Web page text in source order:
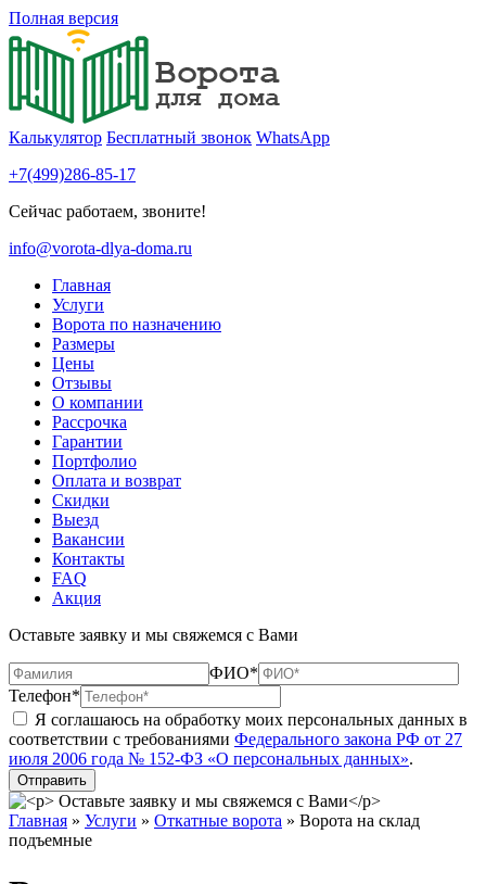
Полная версия
Калькулятор Бесплатный звонок WhatsApp
+7(499)286-85-17
Сейчас работаем, звоните!
info@vorota-dlya-doma.ru
Главная
Услуги
Ворота по назначению
Размеры
Цены
Отзывы
О компании
Рассрочка
Гарантии
Портфолио
Оплата и возврат
Скидки
Выезд
Вакансии
Контакты
FAQ
Акция
Оставьте заявку и мы свяжемся с Вами
ФИО*
Телефон*
Я соглашаюсь на обработку моих персональных данных в
соответствии с требованиями Федерального закона РФ от 27
июля 2006 года № 152-ФЗ «О персональных данных».
Главная » Услуги » Откатные ворота » Ворота на склад
подъемные